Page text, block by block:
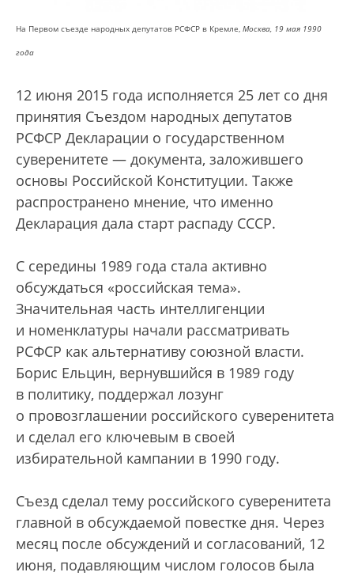
На Первом съезде народных депутатов РСФСР в Кремле, Москва, 19 мая 1990
года
12 июня 2015 года исполняется 25 лет со дня
принятия Съездом народных депутатов
РСФСР Декларации о государственном
суверенитете — документа, заложившего
основы Российской Конституции. Также
распространено мнение, что именно
Декларация дала старт распаду СССР.
С середины 1989 года стала активно
обсуждаться «российская тема».
Значительная часть интеллигенции
и номенклатуры начали рассматривать
РСФСР как альтернативу союзной власти.
Борис Ельцин, вернувшийся в 1989 году
в политику, поддержал лозунг
о провозглашении российского суверенитета
и сделал его ключевым в своей
избирательной кампании в 1990 году.
Съезд сделал тему российского суверенитета
главной в обсуждаемой повестке дня. Через
месяц после обсуждений и согласований, 12
июня, подавляющим числом голосов была